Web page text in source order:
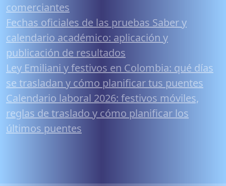
comerciantes
Fechas oficiales de las pruebas Saber y
calendario académico: aplicación y
publicación de resultados
Ley Emiliani y festivos en Colombia: qué días
se trasladan y cómo planificar tus puentes
Calendario laboral 2026: festivos móviles,
reglas de traslado y cómo planificar los
últimos puentes